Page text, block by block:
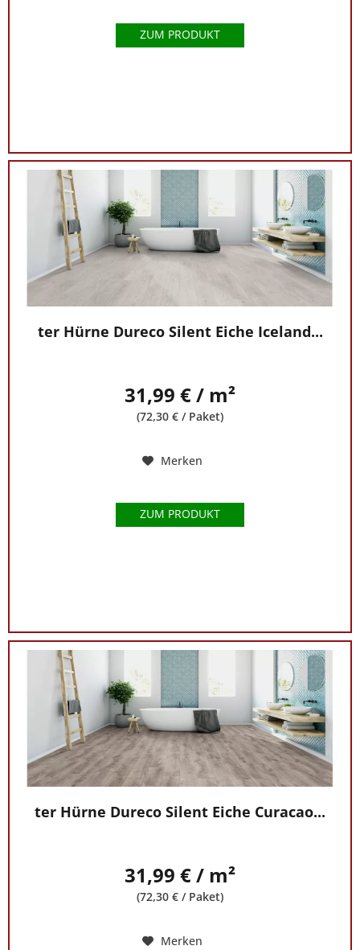
ZUM PRODUKT
ter Hürne Dureco Silent Eiche Iceland...
31,99 € / m²
(72,30 € / Paket)
Merken
ZUM PRODUKT
ter Hürne Dureco Silent Eiche Curacao...
31,99 € / m²
(72,30 € / Paket)
Merken